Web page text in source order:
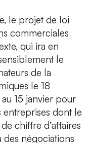
le projet de loi
commerciales
qui ira en
le
de la
le 18
15 janvier pour
entreprises dont le
chiffre d’affaires
des négociations